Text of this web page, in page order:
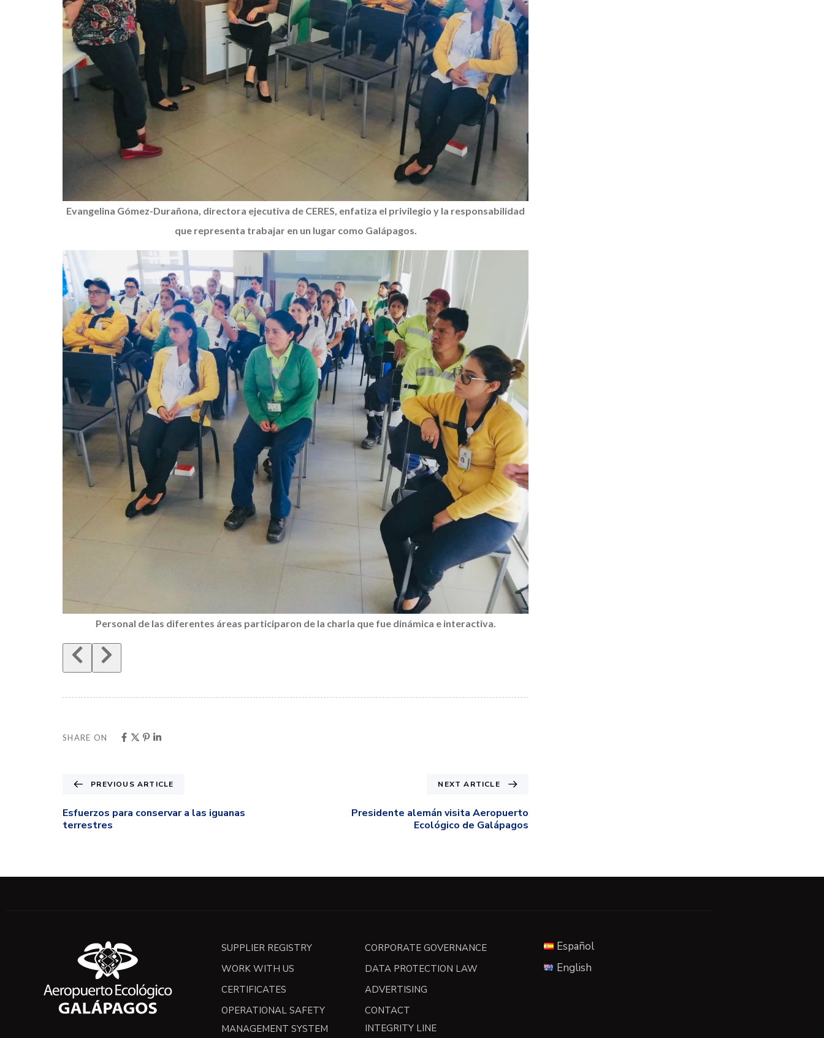
Evangelina Gómez-Durañona, directora ejecutiva de CERES, enfatiza el privilegio y la responsabilidad
que representa trabajar en un lugar como Galápagos.
Personal de las diferentes áreas participaron de la charla que fue dinámica e interactiva.
SHARE ON
PREVIOUS ARTICLE
Esfuerzos para conservar a las iguanas
terrestres
NEXT ARTICLE
Presidente alemán visita Aeropuerto
Ecológico de Galápagos
SUPPLIER REGISTRY
WORK WITH US
CERTIFICATES
OPERATIONAL SAFETY
MANAGEMENT SYSTEM
CORPORATE GOVERNANCE
DATA PROTECTION LAW
ADVERTISING
CONTACT
INTEGRITY LINE
Español
English